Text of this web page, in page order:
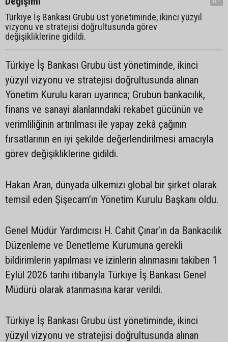
Türkiye İş Bankası Grubu üst yönetiminde, ikinci yüzyıl
vizyonu ve stratejisi doğrultusunda görev
değişikliklerine gidildi.
Türkiye İş Bankası Grubu üst yönetiminde, ikinci
yüzyıl vizyonu ve stratejisi doğrultusunda alınan
Yönetim Kurulu kararı uyarınca; Grubun bankacılık,
finans ve sanayi alanlarındaki rekabet gücünün ve
verimliliğinin artırılması ile yapay zekâ çağının
fırsatlarının en iyi şekilde değerlendirilmesi amacıyla
görev değişikliklerine gidildi.
Hakan Aran, dünyada ülkemizi global bir şirket olarak
temsil eden Şişecam’ın Yönetim Kurulu Başkanı oldu.
Genel Müdür Yardımcısı H. Cahit Çınar’ın da Bankacılık
Düzenleme ve Denetleme Kurumuna gerekli
bildirimlerin yapılması ve izinlerin alınmasını takiben 1
Eylül 2026 tarihi itibarıyla Türkiye İş Bankası Genel
Müdürü olarak atanmasına karar verildi.
Türkiye İş Bankası Grubu üst yönetiminde, ikinci
yüzyıl vizyonu ve stratejisi doğrultusunda alınan